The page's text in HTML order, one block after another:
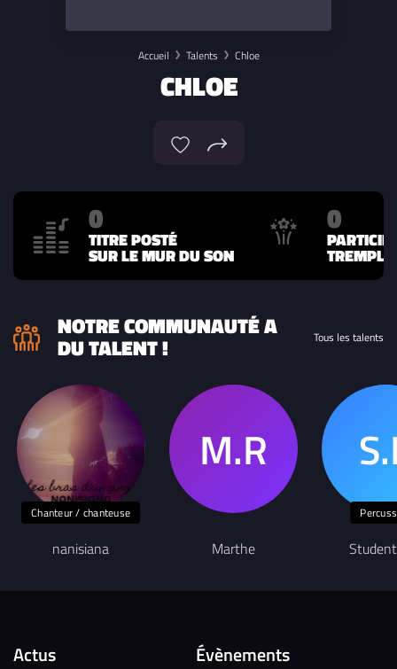
Accueil Talents Chloe
CHLOE
0
TITRE POSTÉ
SUR LE MUR DU SON
0
NOTRE COMMUNAUTÉ A
DU TALENT ! Tous les talents
Chanteur / chanteuse
nanisiana Marthe
Actus Évènements